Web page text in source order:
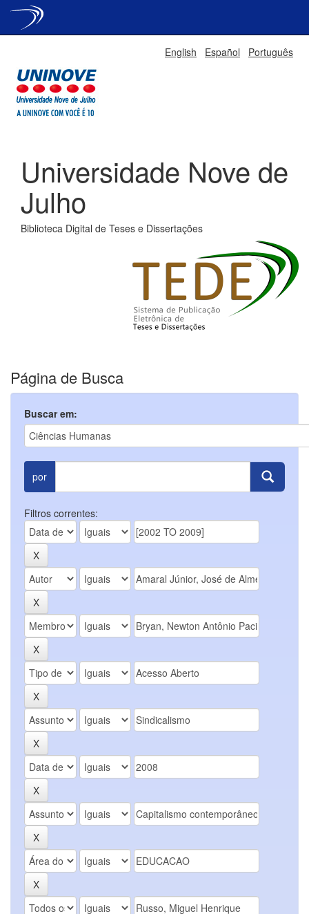
English Español Português
Universidade Nove de
Julho
Biblioteca Digital de Teses e Dissertações
Página de Busca
Buscar em:
por
Filtros correntes: